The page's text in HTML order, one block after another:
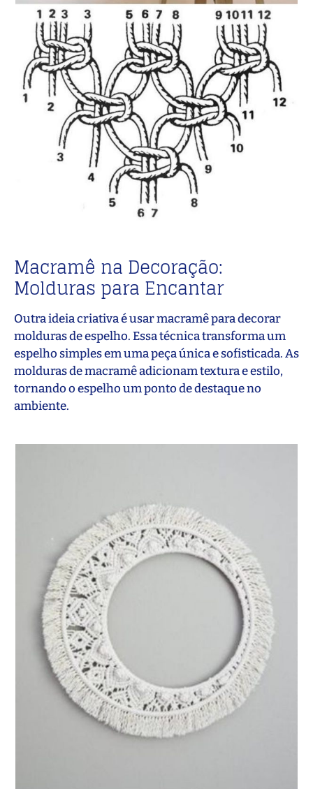
Macramê na Decoração:
Molduras para Encantar
Outra ideia criativa é usar macramê para decorar
molduras de espelho. Essa técnica transforma um
espelho simples em uma peça única e sofisticada. As
molduras de macramê adicionam textura e estilo,
tornando o espelho um ponto de destaque no
ambiente.